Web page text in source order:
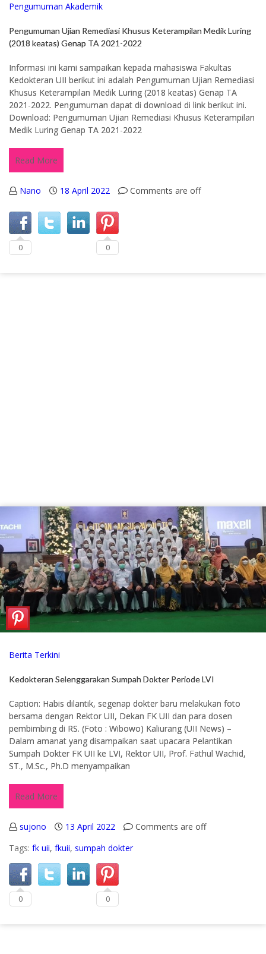
Pengumuman Akademik
Pengumuman Ujian Remediasi Khusus Keterampilan Medik Luring
(2018 keatas) Genap TA 2021-2022
Informasi ini kami sampaikan kepada mahasiswa Fakultas
Kedokteran UII berikut ini adalah Pengumuman Ujian Remediasi
Khusus Keterampilan Medik Luring (2018 keatas) Genap TA
2021-2022. Pengumuman dapat di download di link berikut ini.
Download: Pengumuman Ujian Remediasi Khusus Keterampilan
Medik Luring Genap TA 2021-2022
Read More
Nano 18 April 2022 Comments are off
0 0
Berita Terkini
Kedokteran Selenggarakan Sumpah Dokter Periode LVI
Caption: Habis dilantik, segenap dokter baru melakukan foto
bersama dengan Rektor UII, Dekan FK UII dan para dosen
pembimbing di RS. (Foto : Wibowo) Kaliurang (UII News) –
Dalam amanat yang disampaikan saat upacara Pelantikan
Sumpah Dokter FK UII ke LVI, Rektor UII, Prof. Fathul Wachid,
ST., M.Sc., Ph.D menyampaikan
Read More
sujono 13 April 2022
Comments are off
Tags: fk uii, fkuii, sumpah dokter
0 0